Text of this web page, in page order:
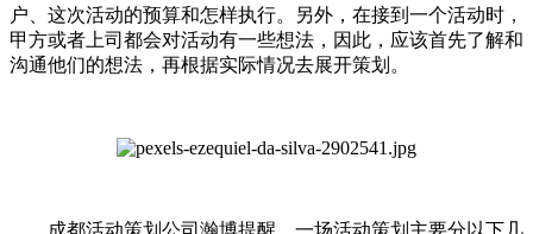
户、这次活动的预算和怎样执行。另外，在接到一个活动时，
甲方或者上司都会对活动有一些想法，因此，应该首先了解和
沟通他们的想法，再根据实际情况去展开策划。
成都活动策划公司瀚博提醒，一场活动策划主要分以下几